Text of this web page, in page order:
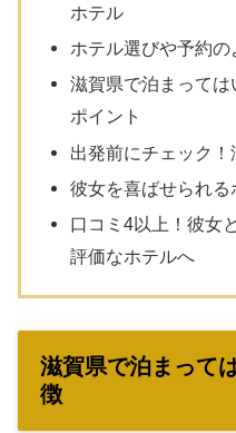
ホテル
ホテル選びや予約の
滋賀県で泊まって
ポイント
出発前にチェック
彼女を喜ばせられ
口コミ4以上！彼女
評価なホテルへ
滋賀県で泊まって
徴